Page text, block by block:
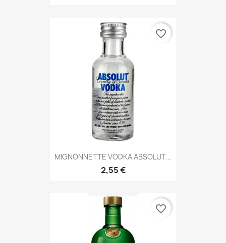
MIGNONNETTE VODKA ABSOLUT...
2,55 €
favorite_border
favorite_border